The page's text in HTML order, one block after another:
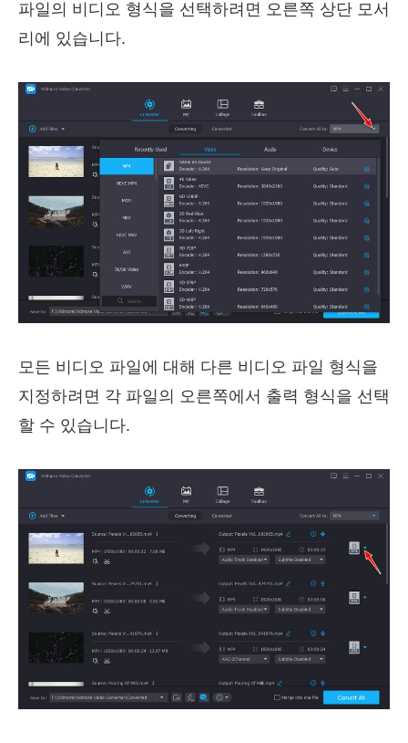
파일의 비디오 형식을 선택하려면 오른쪽 상단 모서
리에 있습니다.
모든 비디오 파일에 대해 다른 비디오 파일 형식을
지정하려면 각 파일의 오른쪽에서 출력 형식을 선택
할 수 있습니다.